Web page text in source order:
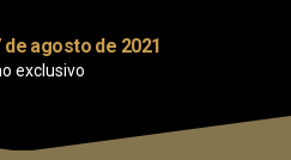
de agosto de 2021
exclusivo